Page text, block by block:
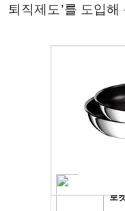
퇴직제도’를 도입해